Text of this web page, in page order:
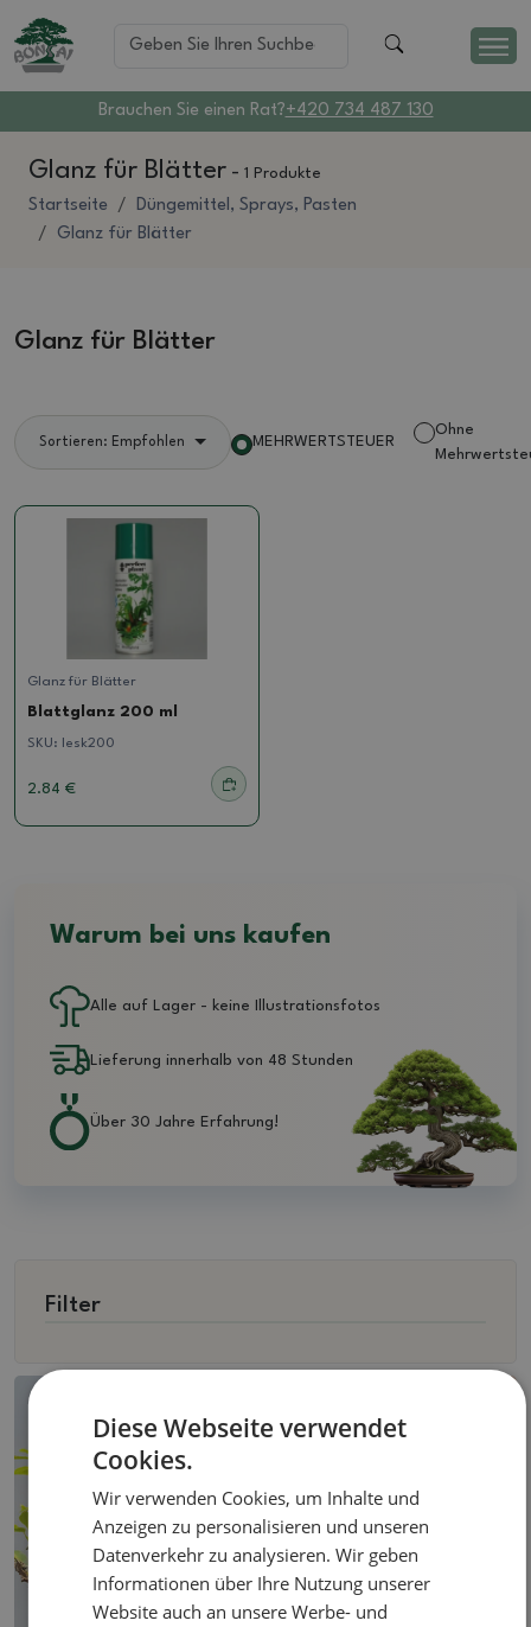
Brauchen Sie einen Rat?+420 734 487 130
Glanz für Blätter - 1 Produkte
Startseite
Düngemittel, Sprays, Pasten
Glanz für Blätter
Filter
Glanz für Blätter
Sortieren: Empfohlen MEHRWERTSTEUER
Ohne
Glanz für Blätter
Blattglanz 200 ml
SKU: lesk200
2.84 €
Warum bei uns kaufen
Alle auf Lager - keine Illustrationsfotos
Lieferung innerhalb von 48 Stunden
Über 30 Jahre Erfahrung!
Diese Webseite verwendet
Cookies.
Wir verwenden Cookies, um Inhalte und
Anzeigen zu personalisieren und unseren
Datenverkehr zu analysieren. Wir geben
Informationen über Ihre Nutzung unserer
Website auch an unsere Werbe- und